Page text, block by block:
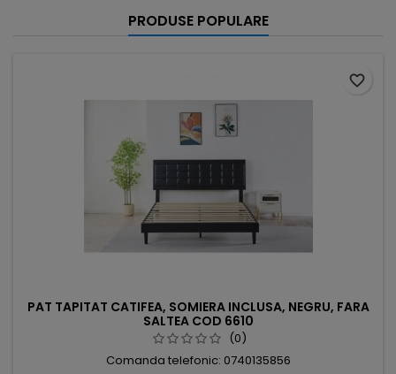
PRODUSE POPULARE
PAT TAPITAT CATIFEA, SOMIERA INCLUSA, NEGRU, FARA
SALTEA COD 6610
(0)
Comanda telefonic: 0740135856
favorite_border